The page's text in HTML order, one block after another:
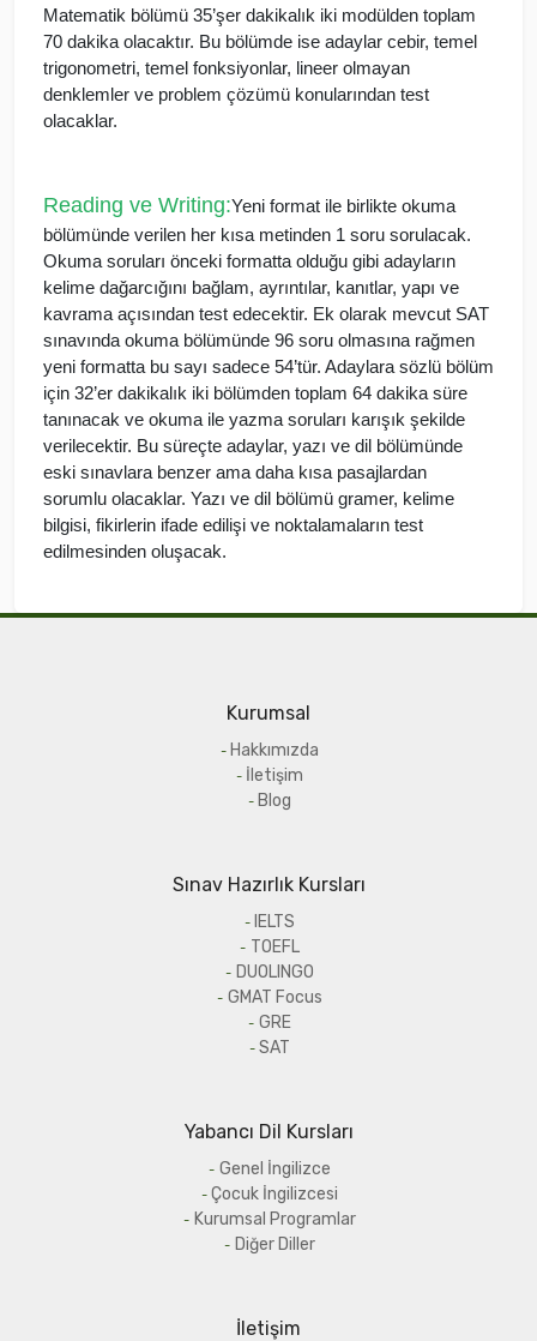
Matematik bölümü 35’şer dakikalık iki modülden toplam
70 dakika olacaktır. Bu bölümde ise adaylar cebir, temel
trigonometri, temel fonksiyonlar, lineer olmayan
denklemler ve problem çözümü konularından test
olacaklar.
Reading ve Writing:Yeni format ile birlikte okuma
bölümünde verilen her kısa metinden 1 soru sorulacak.
Okuma soruları önceki formatta olduğu gibi adayların
kelime dağarcığını bağlam, ayrıntılar, kanıtlar, yapı ve
kavrama açısından test edecektir. Ek olarak mevcut SAT
sınavında okuma bölümünde 96 soru olmasına rağmen
yeni formatta bu sayı sadece 54’tür. Adaylara sözlü bölüm
için 32’er dakikalık iki bölümden toplam 64 dakika süre
tanınacak ve okuma ile yazma soruları karışık şekilde
verilecektir. Bu süreçte adaylar, yazı ve dil bölümünde
eski sınavlara benzer ama daha kısa pasajlardan
sorumlu olacaklar. Yazı ve dil bölümü gramer, kelime
bilgisi, fikirlerin ifade edilişi ve noktalamaların test
edilmesinden oluşacak.
Kurumsal
Hakkımızda
İletişim
Blog
Sınav Hazırlık Kursları
IELTS
TOEFL
DUOLINGO
GMAT Focus
GRE
SAT
Yabancı Dil Kursları
Genel İngilizce
Çocuk İngilizcesi
Kurumsal Programlar
Diğer Diller
İletişim